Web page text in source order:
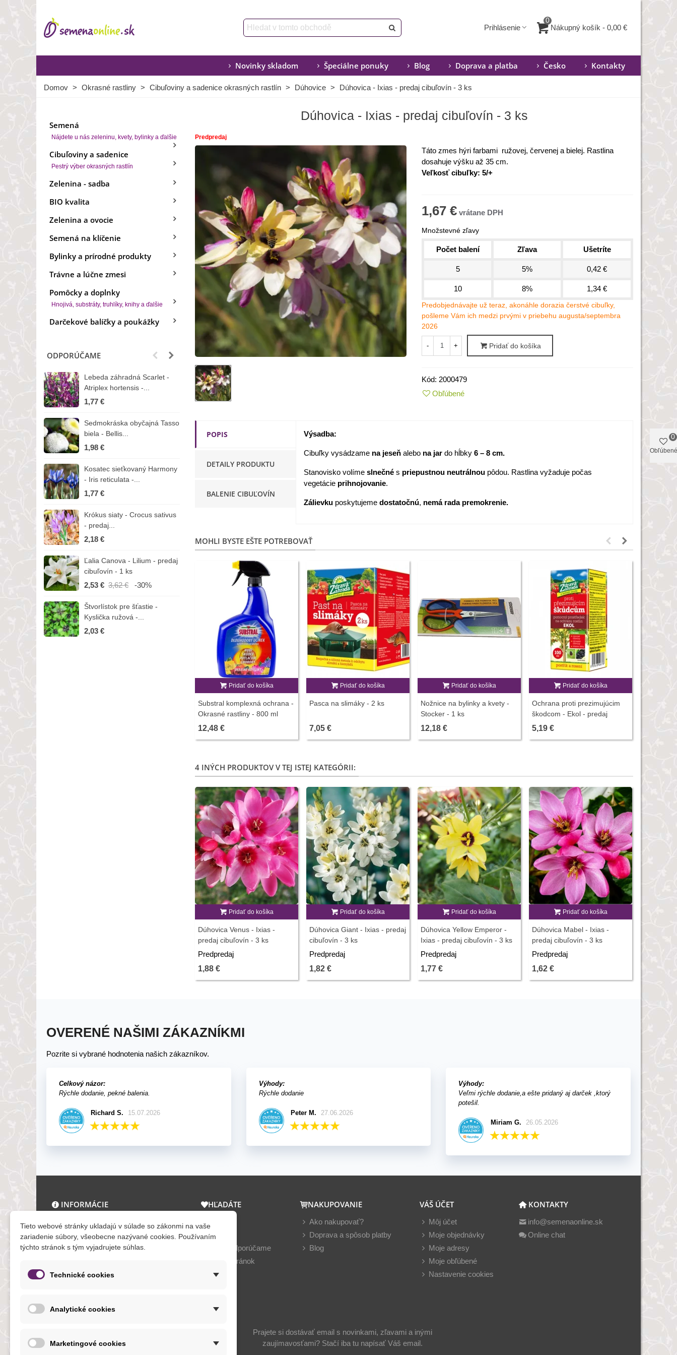
Prihlásenie
0
Nákupný košík - 0,00 €
Novinky skladom Špeciálne ponuky Blog Doprava a platba Česko Kontakty
Domov > Okrasné rastliny > Cibuľoviny a sadenice okrasných rastlín > Dúhovice > Dúhovica - Ixias - predaj cibuľovín - 3 ks
Semená
Nájdete u nás zeleninu, kvety, bylinky a ďalšie
Cibuľoviny a sadenice
Pestrý výber okrasných rastlín
Zelenina - sadba
BIO kvalita
Zelenina a ovocie
Semená na klíčenie
Bylinky a prírodné produkty
Trávne a lúčne zmesi
Pomôcky a doplnky
Hnojivá, substráty, truhlíky, knihy a ďalšie
Darčekové balíčky a poukážky
ODPORÚČAME
Lebeda záhradná Scarlet -
Atriplex hortensis -...
1,77 €
Sedmokráska obyčajná Tasso
biela - Bellis...
1,98 €
Kosatec sieťkovaný Harmony
- Iris reticulata -...
1,77 €
Krókus siaty - Crocus sativus
- predaj...
2,18 €
Ľalia Canova - Lilium - predaj
cibuľovín - 1 ks
2,53 € 3,62 € -30%
Štvorlístok pre šťastie -
Kyslička ružová -...
2,03 €
BIO Kaleráb Dyna - Brassica
oleracea var....
3,55 €
Hippeastrum -...
Kapucínka nízka - Alaska Mix
1,98 €
3,20 €
Sedmokráska obyčajná
ružové odtiene - Bellis...
1,57 €
Iskerník plnokvetý modrý -
Ranunculus asiaticus...
1,82 €
Dúhovica - Ixias - predaj cibuľovín - 3 ks
Predpredaj
Táto zmes hýri farbami ružovej, červenej a bielej. Rastlina
dosahuje výšku až 35 cm.
Veľkosť cibuľky: 5/+
1,67 €
Množstevné zľavy
Počet balení Zľava Ušetríte
5 5% 0,42 €
10 8% 1,34 €
Predobjednávajte už teraz, akonáhle dorazia čerstvé cibuľky,
pošleme Vám ich medzi prvými v priebehu augusta/septembra
2026
- + Pridať do košíka
Kód: 2000479
Obľúbené
POPIS
DETAILY PRODUKTU
BALENIE CIBUĽOVÍN
Výsadba:
Cibuľky vysádzame na jeseň alebo na jar do hĺbky 6 – 8 cm.
Stanovisko volíme slnečné s priepustnou neutrálnou pôdou. Rastlina vyžaduje počas
vegetácie prihnojovanie.
Zálievku poskytujeme dostatočnú, nemá rada premokrenie.
MOHLI BYSTE EŠTE POTREBOVAŤ
Pridať do košíka
Substral komplexná ochrana -
Okrasné rastliny - 800 ml
12,48 €
Pridať do košíka
Pasca na slimáky - 2 ks
7,05 €
Pridať do košíka
Nožnice na bylinky a kvety -
Stocker - 1 ks
12,18 €
Pridať do košíka
Ochrana proti prezimujúcim
škodcom - Ekol - predaj
ochrany rastlín - 100 ml
5,19 €
4 INÝCH PRODUKTOV V TEJ ISTEJ KATEGÓRII:
Pridať do košíka
Dúhovica Venus - Ixias -
predaj cibuľovín - 3 ks
Predpredaj
1,88 €
Pridať do košíka
Dúhovica Giant - Ixias - predaj
cibuľovín - 3 ks
Predpredaj
1,82 €
Pridať do košíka
Dúhovica Yellow Emperor -
Ixias - predaj cibuľovín - 3 ks
Predpredaj
1,77 €
Pridať do košíka
Dúhovica Mabel - Ixias -
predaj cibuľovín - 3 ks
Predpredaj
1,62 €
OVERENÉ NAŠIMI ZÁKAZNÍKMI
Pozrite si vybrané hodnotenia našich zákazníkov.
Celkový názor:
Rýchle dodanie, pekné balenia.
Richard S. 15.07.2026
Výhody:
Rýchle dodanie
Peter M. 27.06.2026
Výhody:
Veľmi rýchle dodanie,a ešte pridaný aj darček ,ktorý
potešil.
Miriam G. 26.05.2026
INFORMÁCIE
O nás a kontakt
Obchodné podmienky
Ochrana osobných údajov
Formuláre
HĽADÁTE
Novinky
Teraz odporúčame
Mapa stránok
NAKUPOVANIE
Ako nakupovať?
Doprava a spôsob platby
Blog
VÁŠ ÚČET
Môj účet
Moje objednávky
Moje adresy
Moje obľúbené
Nastavenie cookies
KONTAKTY
info@semenaonline.sk
Online chat
NOVINKY
Prajete si dostávať email s novinkami, zľavami a inými
zaujímavosťami? Stačí iba tu napísať Váš email.
Obľúbené
0
Tieto webové stránky ukladajú v súlade so zákonmi na vaše
zariadenie súbory, všeobecne nazývané cookies. Používaním
týchto stránok s tým vyjadrujete súhlas.
Technické cookies
Analytické cookies
Marketingové cookies